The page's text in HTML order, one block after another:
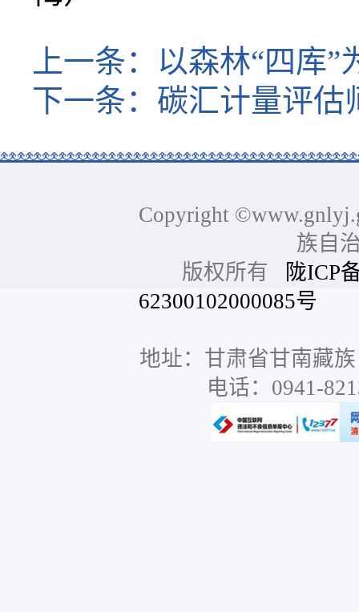
上一条： 以森林“四库”
下一条： 碳汇计量评估
Copyright
族自
版权所有
陇ICP
62300102000085号
地址：甘肃省甘南藏
电话：0941-